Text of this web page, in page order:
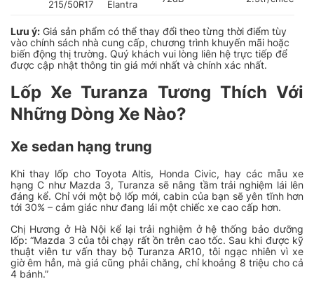
215/50R17
Elantra
Lưu ý: Giá sản phẩm có thể thay đổi theo từng thời điểm tùy
vào chính sách nhà cung cấp, chương trình khuyến mãi hoặc
biến động thị trường. Quý khách vui lòng liên hệ trực tiếp để
được cập nhật thông tin giá mới nhất và chính xác nhất.
Lốp Xe Turanza Tương Thích Với
Những Dòng Xe Nào?
Xe sedan hạng trung
Khi thay lốp cho Toyota Altis, Honda Civic, hay các mẫu xe
hạng C như Mazda 3, Turanza sẽ nâng tầm trải nghiệm lái lên
đáng kể. Chỉ với một bộ lốp mới, cabin của bạn sẽ yên tĩnh hơn
tới 30% – cảm giác như đang lái một chiếc xe cao cấp hơn.
Chị Hương ở Hà Nội kể lại trải nghiệm ở hệ thống bảo dưỡng
lốp:“Mazda 3 của tôi chạy rất ồn trên cao tốc. Sau khi được kỹ
thuật viên tư vấn thay bộ Turanza AR10, tôi ngạc nhiên vì xe
giờ êm hẳn, mà giá cũng phải chăng, chỉ khoảng 8 triệu cho cả
4 bánh.”